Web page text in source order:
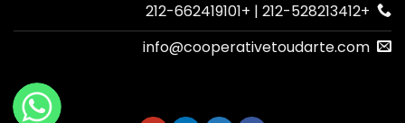
+212-528213412 | +212-662419101
info@cooperativetoudarte.com
WhatsApp